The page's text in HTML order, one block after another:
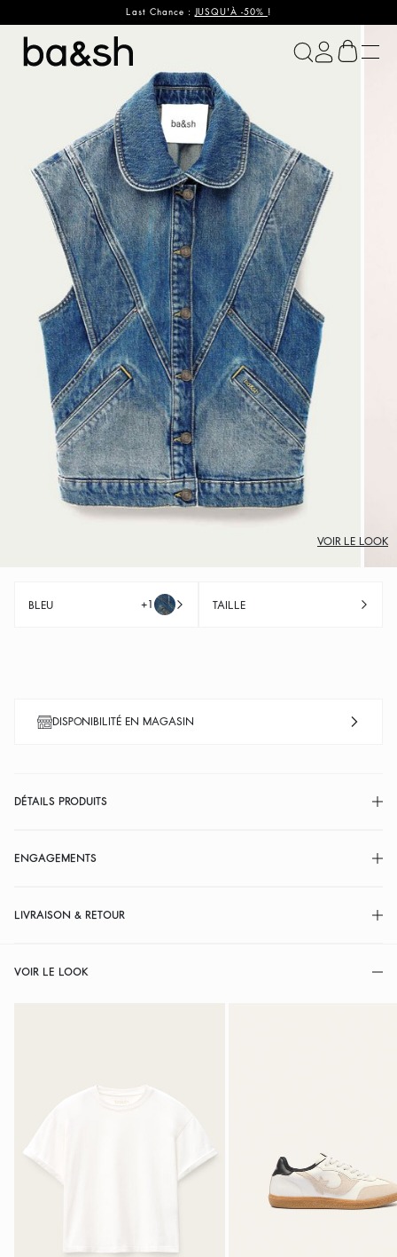
Last Chance :JUSQU'À -50% !
ba&sh
VOIR LE LOOK
BLEU +1 TAILLE
DISPONIBILITÉ EN MAGASIN
DÉTAILS PRODUITS
ENGAGEMENTS
LIVRAISON & RETOUR
VOIR LE LOOK